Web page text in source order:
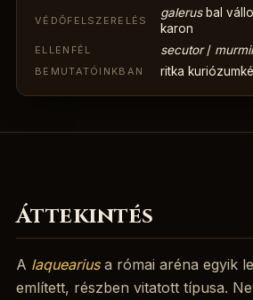
VÉDŐFELSZERELÉS
galerusbal
karon
ELLENFÉL secutor/
BEMUTATÓINKBAN ritka
Áttekintés
A laqueariusa római aréna egyik
említett, részben vitatott típusa.